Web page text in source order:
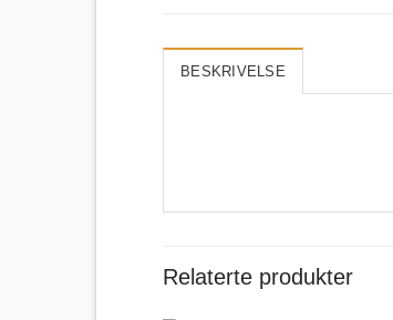
BESKRIVELSE
Relaterte produkter